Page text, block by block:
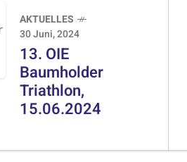
AKTUELLES
30 Juni, 2024
13. OIE
Baumholder
Triathlon,
15.06.2024